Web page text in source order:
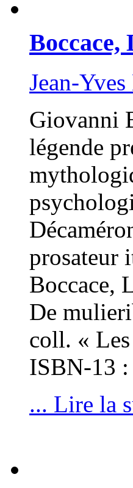
Boccace,
Jean-
Giovanni
légende
prosateur
Boccace,
De
coll. «
ISBN-13
... Lire la